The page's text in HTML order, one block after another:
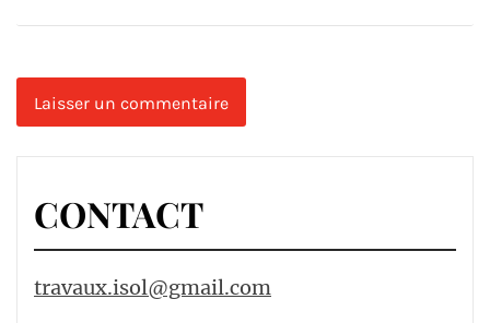
CONTACT
travaux.isol@gmail.com